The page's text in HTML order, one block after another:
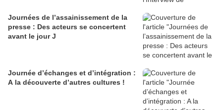
Journées de l’assainissement de la
presse : Des acteurs se concertent
avant le jour J
Journée d’échanges et d’intégration :
A la découverte d’autres cultures !